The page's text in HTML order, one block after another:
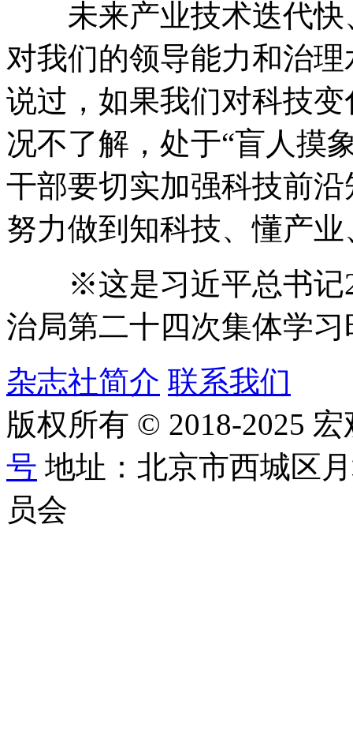
未来产业技术迭代快
对我们的领导能力和治
说过，如果我们对科技
况不了解，处于“盲人摸
干部要切实加强科技前
努力做到知科技、懂产
※这是习近平总书记
治局第二十四次集体学
杂志社简介 联系我们
版权所有 © 2018-2025
号 地址：北京市西城区
员会